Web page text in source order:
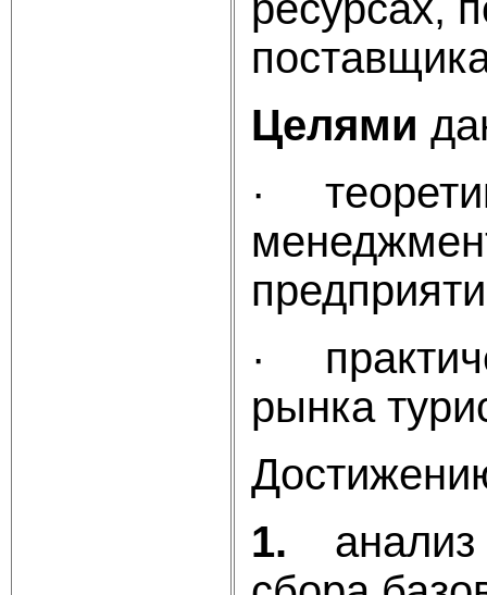
Целями
·
·
рынка
1.